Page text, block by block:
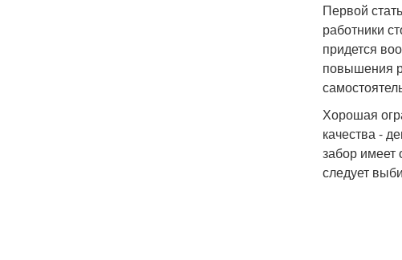
Первой
работники
придется
повышения
Хорошая
качества -
забор имеет
следует